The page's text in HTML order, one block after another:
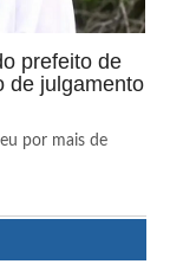
prefeito de
de julgamento
por mais de